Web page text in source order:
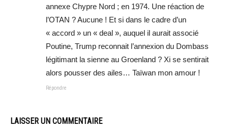
annexe Chypre Nord ; en 1974. Une réaction de
l’OTAN ? Aucune ! Et si dans le cadre d’un
« accord » un « deal », auquel il aurait associé
Poutine, Trump reconnait l’annexion du Dombass
légitimant la sienne au Groenland ? Xi se sentirait
alors pousser des ailes… Taïwan mon amour !
Répondre
LAISSER UN COMMENTAIRE